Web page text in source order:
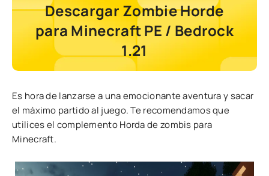
Descargar Zombie Horde
para Minecraft PE / Bedrock
1.21
Es hora de lanzarse a una emocionante aventura y sacar
el máximo partido al juego. Te recomendamos que
utilices el complemento Horda de zombis para
Minecraft.